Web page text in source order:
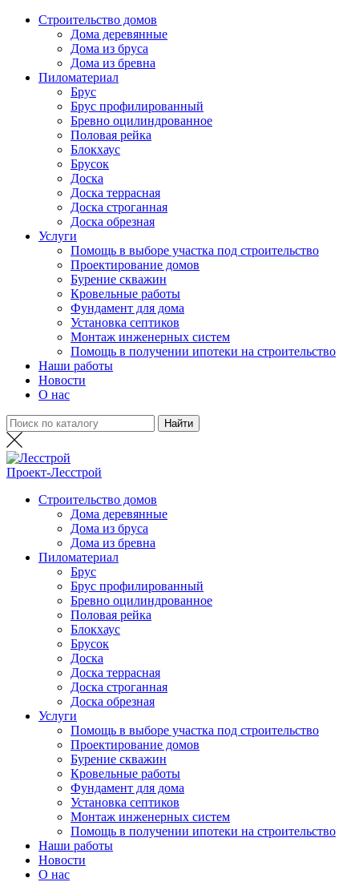
Строительство домов
Дома деревянные
Дома из бруса
Дома из бревна
Пиломатериал
Брус
Брус профилированный
Бревно оцилиндрованное
Половая рейка
Блокхаус
Брусок
Доска
Доска террасная
Доска строганная
Доска обрезная
Услуги
Помощь в выборе участка под строительство
Проектирование домов
Бурение скважин
Кровельные работы
Фундамент для дома
Установка септиков
Монтаж инженерных систем
Помощь в получении ипотеки на строительство
Наши работы
Новости
О нас
Проект-Лесстрой
Строительство домов
Дома деревянные
Дома из бруса
Дома из бревна
Пиломатериал
Брус
Брус профилированный
Бревно оцилиндрованное
Половая рейка
Блокхаус
Брусок
Доска
Доска террасная
Доска строганная
Доска обрезная
Услуги
Помощь в выборе участка под строительство
Проектирование домов
Бурение скважин
Кровельные работы
Фундамент для дома
Установка септиков
Монтаж инженерных систем
Помощь в получении ипотеки на строительство
Наши работы
Новости
О нас